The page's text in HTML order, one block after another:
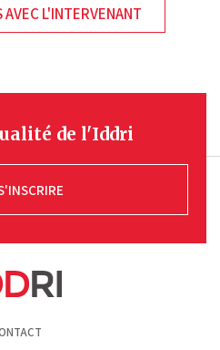
L'INTERVENANT
de l'Iddri